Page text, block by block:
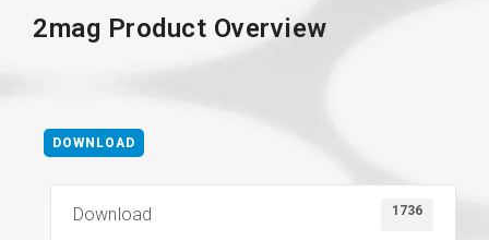
2mag Product Overview
DOWNLOAD
Download 1736